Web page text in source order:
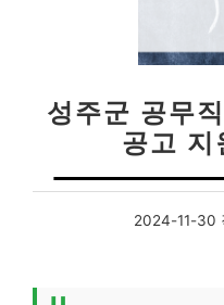
성주군 공무
공고 지
2024-11-30